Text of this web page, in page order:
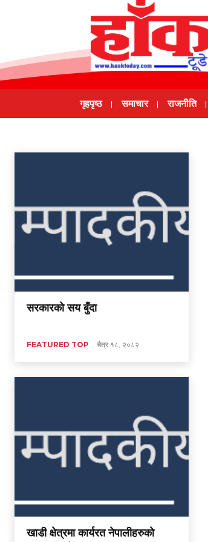
गृहपृष्ठ समाचार राजनीति
सरकारको सय बुँदा
FEATURED TOP चैत्र १८, २०८२
खाडी क्षेत्रमा कार्यरत नेपालीहरुको